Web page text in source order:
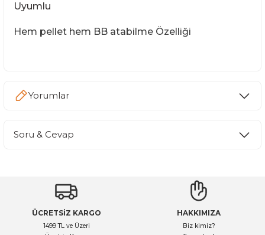
Uyumlu
Hem pellet hem BB atabilme Özelliği
Yorumlar
Soru & Cevap
Ürün hakkında henüz soru sorulmamış.
ÜCRETSİZ KARGO
1499 TL ve Üzeri
HAKKIMIZA
Biz kimiz?